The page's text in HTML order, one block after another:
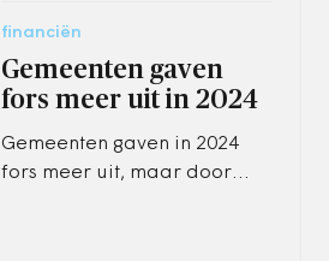
financiën
Gemeenten gaven
fors meer uit in 2024
Gemeenten gaven in 2024
fors meer uit, maar door